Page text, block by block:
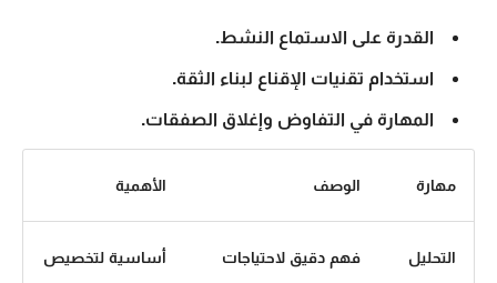
القدرة على الاستماع النشط.
استخدام تقنيات الإقناع لبناء الثقة.
المهارة في التفاوض وإغلاق الصفقات.
مهارة الوصف الأهمية
التحليل
فهم دقيق لاحتياجات
أساسية لتخصيص